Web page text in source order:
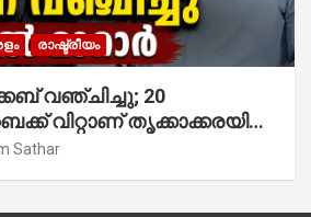
രാഷ്ട്രീയം
വഞ്ചിച്ചു; 20
വിറ്റാണ് തൃക്കാക്കരയില്‍
രണ്ടേ രണ്ടുപേര്‍
Sathar